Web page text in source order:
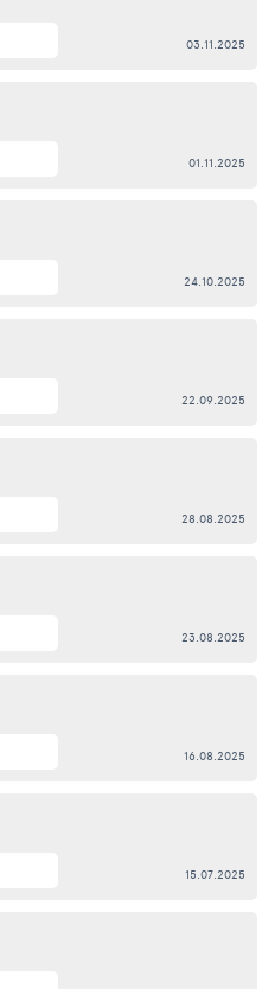
03.11.2025
01.11.2025
24.10.2025
22.09.2025
28.08.2025
23.08.2025
16.08.2025
15.07.2025